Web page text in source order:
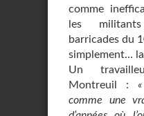
comme
les
barricades du
simplement…
Un
Montreuil :
comme une